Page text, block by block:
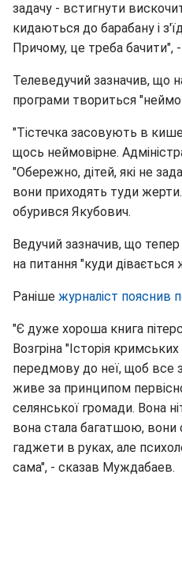
задачу - встигнути
кидаються до барабану і
Причому, це треба бачити", -
Телеведучий зазначив, що
програми твориться
"Тістечка засовують в
щось неймовірне.
"Обережно, дітей, які не
вони приходять туди
обурився Якубович.
Ведучий зазначив, що тепер
на питання "куди дівається
Раніше журналіст пояснив
"Є дуже хороша книга
Возгріна "Історія
передмову до неї, щоб все
живе за принципом
селянської громади. Вона
вона стала багатшою, вони
гаджети в руках, але
сама", - сказав Муждабаев.